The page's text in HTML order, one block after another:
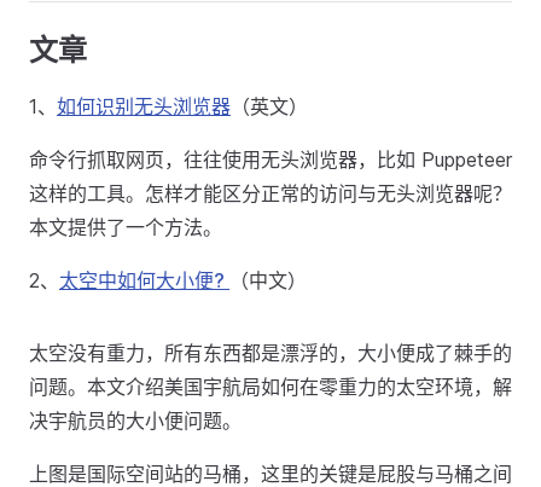
文章
1、 如何识别无头浏览器 （英文）
命令行抓取网页，往往使用无头浏览器，比如 Puppeteer
这样的工具。怎样才能区分正常的访问与无头浏览器呢？
本文提供了一个方法。
2、 太空中如何大小便? （中文）
太空没有重力，所有东西都是漂浮的，大小便成了棘手的
问题。本文介绍美国宇航局如何在零重力的太空环境，解
决宇航员的大小便问题。
上图是国际空间站的马桶，这里的关键是屁股与马桶之间